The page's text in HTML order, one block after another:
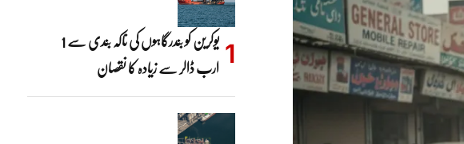
یوکرین کو بندرگاہوں کی ناکہ بندی سے 1
ارب ڈالر سے زیادہ کا نقصان